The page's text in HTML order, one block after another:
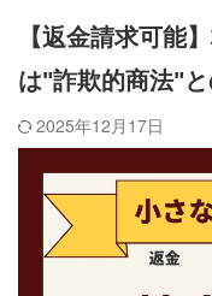
【返金請求可能
は"詐欺的商法"と
2025年12月17日